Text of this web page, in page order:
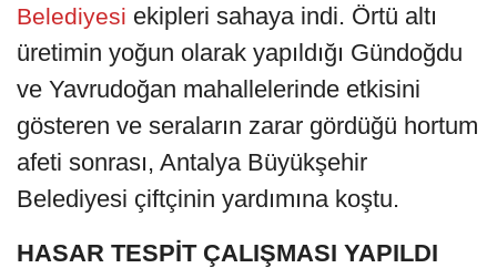
Belediyesi ekipleri sahaya indi. Örtü altı
üretimin yoğun olarak yapıldığı Gündoğdu
ve Yavrudoğan mahallelerinde etkisini
gösteren ve seraların zarar gördüğü hortum
afeti sonrası, Antalya Büyükşehir
Belediyesi çiftçinin yardımına koştu.
HASAR TESPİT ÇALIŞMASI YAPILDI